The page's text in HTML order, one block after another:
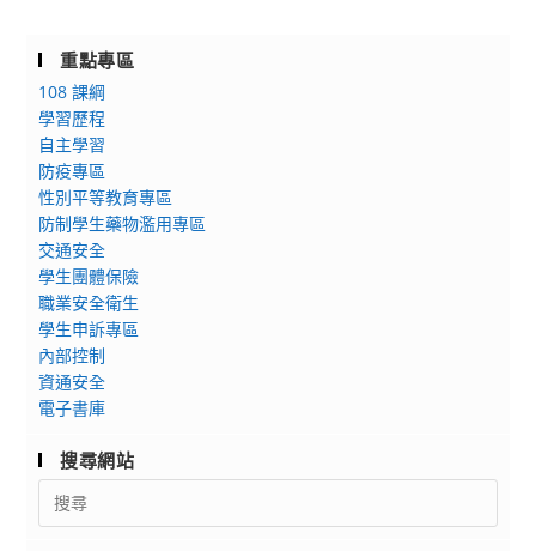
重點專區
108 課綱
學習歷程
自主學習
防疫專區
性別平等教育專區
防制學生藥物濫用專區
交通安全
學生團體保險
職業安全衛生
學生申訴專區
內部控制
資通安全
電子書庫
搜尋網站
Search
for: